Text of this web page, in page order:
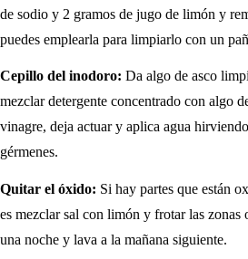
de sodio y 2 gramos de jugo de limón y
puedes emplearla para limpiarlo con un
Cepillo del inodoro: Da algo de asco
mezclar detergente concentrado con algo
vinagre, deja actuar y aplica agua
gérmenes.
Quitar el óxido: Si hay partes que están
es mezclar sal con limón y frotar las zonas
una noche y lava a la mañana siguiente.